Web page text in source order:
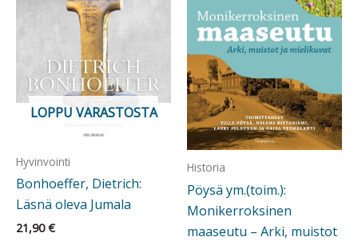
LOPPU VARASTOSTA
Hyvinvointi
Bonhoeffer, Dietrich:
Läsnä oleva Jumala
21,90€
Historia
Pöysä ym.(toim.):
Monikerroksinen
maaseutu – Arki, muistot